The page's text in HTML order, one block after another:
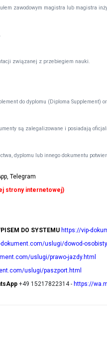
zawodowym magistra lub magistra
związanej z przebiegiem nauki.
do dyplomu (Diploma Supplement)
są zalegalizowane i posiadają
dyplomu lub innego dokumentu
Telegram
strony internetowej)
DO SYSTEMU https://vip-
uslugi/dowod-
uslugi/prawo-jazdy.html
uslugi/paszport.html
+49 15217822314 - https://